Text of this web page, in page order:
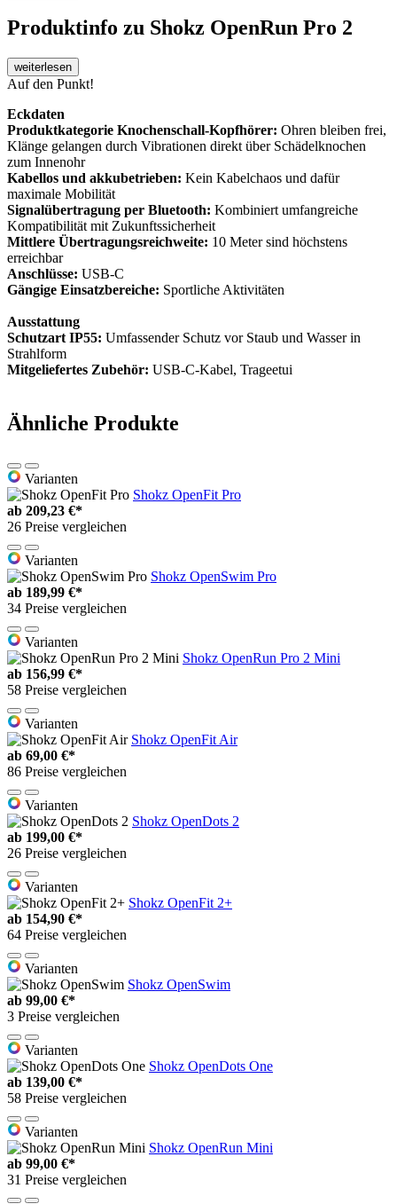
Produktinfo zu Shokz OpenRun Pro 2
weiterlesen
Auf den Punkt!
Eckdaten
Produktkategorie Knochenschall-Kopfhörer: Ohren bleiben frei,
Klänge gelangen durch Vibrationen direkt über Schädelknochen
zum Innenohr
Kabellos und akkubetrieben: Kein Kabelchaos und dafür
maximale Mobilität
Signalübertragung per Bluetooth: Kombiniert umfangreiche
Kompatibilität mit Zukunftssicherheit
Mittlere Übertragungsreichweite: 10 Meter sind höchstens
erreichbar
Anschlüsse: USB-C
Gängige Einsatzbereiche: Sportliche Aktivitäten
Ausstattung
Schutzart IP55: Umfassender Schutz vor Staub und Wasser in
Strahlform
Mitgeliefertes Zubehör: USB-C-Kabel, Trageetui
Ähnliche Produkte
Varianten
Shokz OpenFit Pro
ab 209,23 €*
26 Preise vergleichen
Varianten
Shokz OpenSwim Pro
ab 189,99 €*
34 Preise vergleichen
Varianten
Shokz OpenRun Pro 2 Mini
ab 156,99 €*
58 Preise vergleichen
Varianten
Shokz OpenFit Air
ab 69,00 €*
86 Preise vergleichen
Varianten
Shokz OpenDots 2
ab 199,00 €*
26 Preise vergleichen
Varianten
Shokz OpenFit 2+
ab 154,90 €*
64 Preise vergleichen
Varianten
Shokz OpenSwim
ab 99,00 €*
3 Preise vergleichen
Varianten
Shokz OpenDots One
ab 139,00 €*
58 Preise vergleichen
Varianten
Shokz OpenRun Mini
ab 99,00 €*
31 Preise vergleichen